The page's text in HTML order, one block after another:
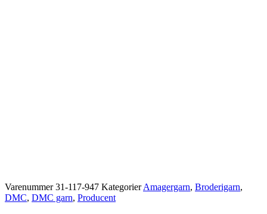
Varenummer31-117-947 Kategorier Amagergarn, Broderigarn,
DMC, DMC garn, Producent